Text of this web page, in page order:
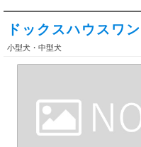
ドックスハウスワ
小型犬・中型犬